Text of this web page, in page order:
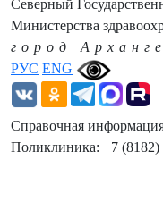
РУС ENG
Северный
Министерства
город
Справочная
Поликлиника: +7 (8182)